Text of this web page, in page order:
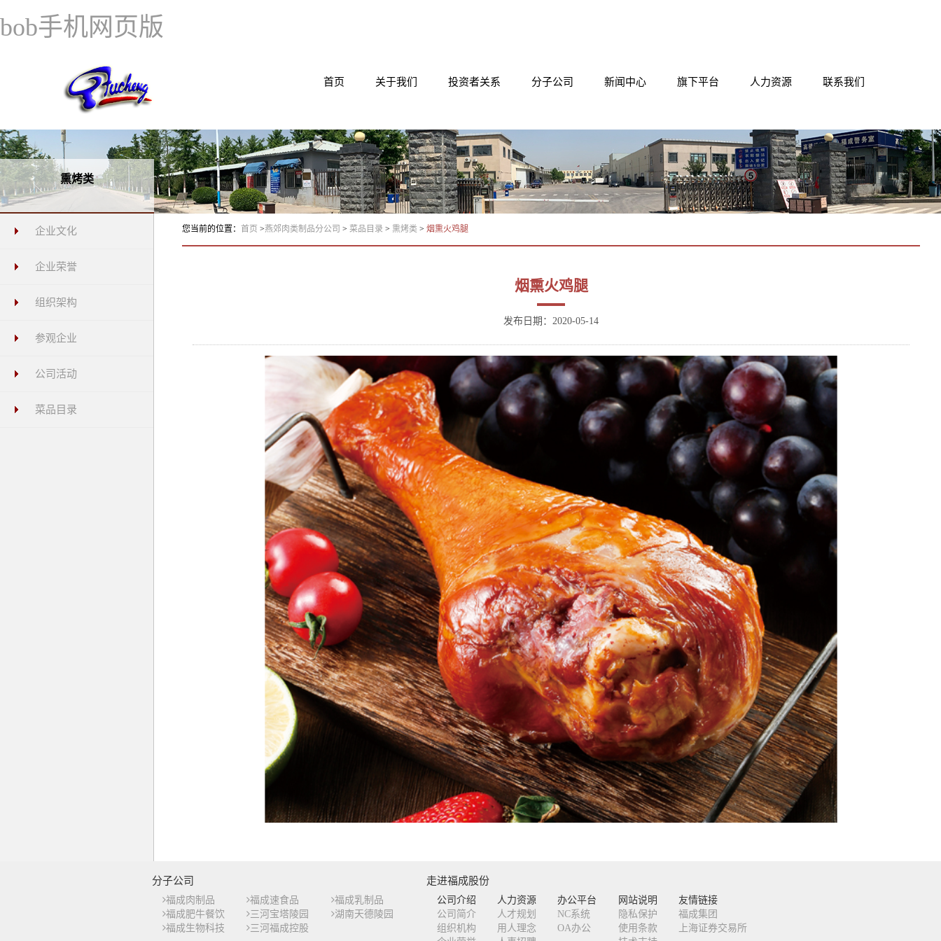
bob手机网页版
首页 关于我们 投资者关系 分子公司 新闻中心 旗下平台 人力资源 联系我们
熏烤类
企业文化
企业荣誉
组织架构
参观企业
公司活动
菜品目录
您当前的位置： 首页 >燕郊肉类制品分公司 > 菜品目录 > 熏烤类 > 烟熏火鸡腿
烟熏火鸡腿
发布日期：2020-05-14
分子公司
福成肉制品 福成速食品
福成乳制品
福成肥牛餐饮
三河宝塔陵园
湖南天德陵园
福成生物科技
三河福成控股
走进福成股份
公司介绍
公司简介
组织机构
人力资源
人才规划
用人理念
办公平台
NC系统
OA办公
网站说明
隐私保护
使用条款
友情链接
福成集团
上海证券交易所